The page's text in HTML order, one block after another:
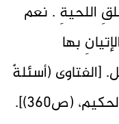
اللحيةِ . نعم
بها
[الفتاوى (أسئلةٌ
وأجوبة)، للسيّدِ محمّد سعيد الحكيم، (ص360)].